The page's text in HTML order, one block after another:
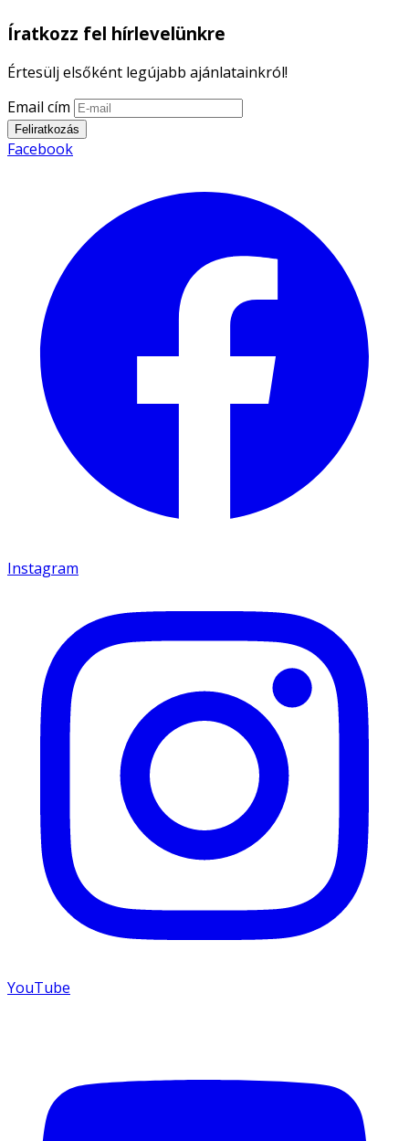
Íratkozz fel hírlevelünkre
Értesülj elsőként legújabb ajánlatainkról!
Email cím
Feliratkozás
Facebook
Instagram
YouTube